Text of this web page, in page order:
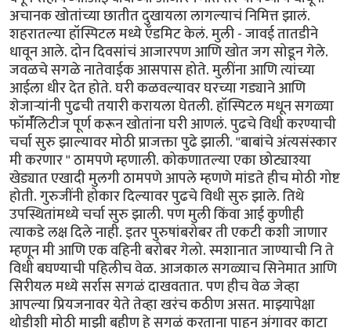
अचानक खोतांच्या छातीत दुखायला लागल्याचं निमित्त झालं.
शहरातल्या हॉस्पिटल मध्ये ऍडमिट केलं. मुली - जावई तातडीने
धावून आले. दोन दिवसांचं आजारपण आणि खोत जग सोडून गेले.
जवळचे सगळे नातेवाईक आसपास होते. मुलींना आणि त्यांच्या
आईला धीर देत होते. घरी कळवल्यावर घरच्या गड्याने आणि
शेजाऱ्यांनी पुढची तयारी करायला घेतली. हॉस्पिटल मधून सगळ्या
फॉर्मॅलिटीज पूर्ण करून खोतांना घरी आणलं. पुढचे विधी करण्याची
चर्चा सुरु झाल्यावर मोठी प्राजक्ता पुढे झाली. "बाबांचे अंत्यसंस्कार
मी करणार " ठामपणे म्हणाली. कोकणातल्या एका छोट्याश्या
खेड्यात एखादी मुलगी ठामपणे आपले म्हणणे मांडते हीच मोठी गोष्ट
होती. गुरुजींनी होकार दिल्यावर पुढचे विधी सुरु झाले. तिथे
उपस्थितांमध्ये चर्चा सुरु झाली. पण मुली किंवा आई कुणीही
त्याकडे लक्ष दिले नाही. इतर पुरुषांबरोबर ती एकटी कशी जाणार
म्हणून मी आणि एक वहिनी बरोबर गेलो. स्मशानात जाण्याची नि ते
विधी बघण्याची पहिलीच वेळ. आजकाल सगळ्याच सिनेमात आणि
सिरीयल मध्ये सर्रास सगळं दाखवतात. पण हीच वेळ जेव्हा
आपल्या प्रियजनावर येते तेव्हा खरंच कठीण असत. माझ्यापेक्षा
थोडीशी मोठी माझी बहीण हे सगळं करताना पाहून अंगावर काटा